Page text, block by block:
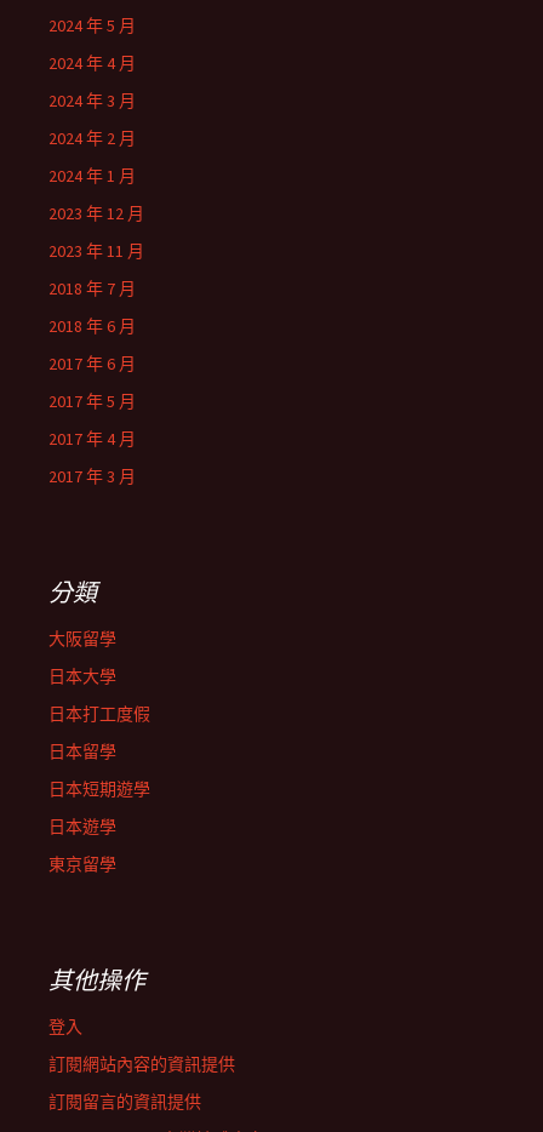
2024 年 5 月
2024 年 4 月
2024 年 3 月
2024 年 2 月
2024 年 1 月
2023 年 12 月
2023 年 11 月
2018 年 7 月
2018 年 6 月
2017 年 6 月
2017 年 5 月
2017 年 4 月
2017 年 3 月
分類
大阪留學
日本大學
日本打工度假
日本留學
日本短期遊學
日本遊學
東京留學
其他操作
登入
訂閱網站內容的資訊提供
訂閱留言的資訊提供